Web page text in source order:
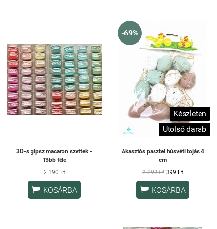
3D-s gipsz macaron szettek -
Több féle
2 190 Ft
 KOSÁRBA
-69%
Készleten
Utolsó darab
Akasztós pasztel húsvéti tojás 4
cm
1 290 Ft 399 Ft
 KOSÁRBA